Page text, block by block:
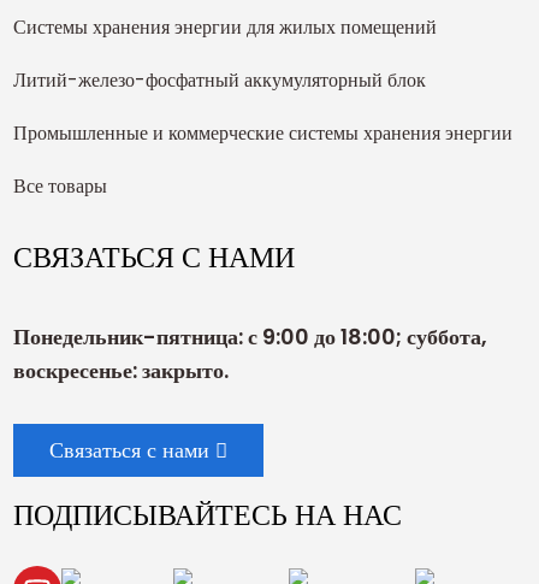
Системы хранения энергии для жилых помещений
Литий-железо-фосфатный аккумуляторный блок
Промышленные и коммерческие системы хранения энергии
Все товары
СВЯЗАТЬСЯ С НАМИ
Понедельник-пятница: с 9:00 до 18:00; суббота,
воскресенье: закрыто.
Связаться с нами
ПОДПИСЫВАЙТЕСЬ НА НАС